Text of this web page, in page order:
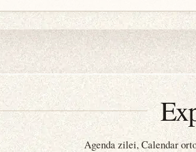
Agenda zilei, Calendar